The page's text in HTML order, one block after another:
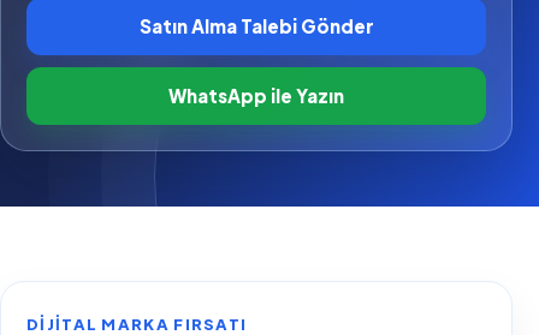
Satın Alma Talebi Gönder
WhatsApp ile Yazın
DIJITAL MARKA FIRSATI